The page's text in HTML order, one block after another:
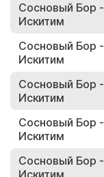
Сосновый Бор -
Искитим
Сосновый Бор -
Искитим
Сосновый Бор -
Искитим
Сосновый Бор -
Искитим
Сосновый Бор -
Искитим